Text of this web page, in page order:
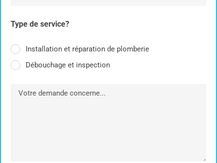
Type de service?
Installation et réparation de plomberie
Débouchage et inspection